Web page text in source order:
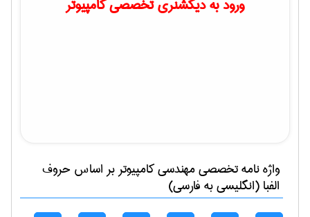
ورود به دیکشنری تخصصی کامپیوتر
واژه نامه تخصصیمهندسی كامپيوتربر اساس حروف
الفبا (انگلیسی به فارسی)